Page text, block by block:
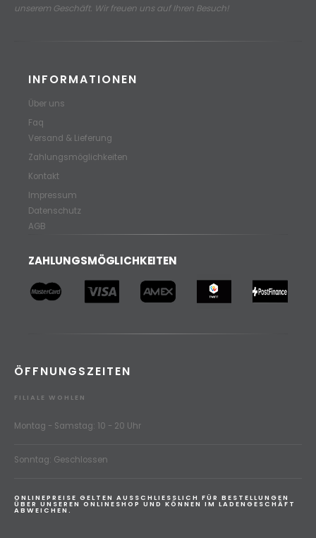
unserem Geschäft. Wir freuen uns auf Ihren Besuch!
INFORMATIONEN
Über uns
Faq
Versand & Lieferung
Zahlungsmöglichkeiten
Kontakt
Impressum
Datenschutz
AGB
ZAHLUNGSMÖGLICHKEITEN
ÖFFNUNGSZEITEN
FILIALE WOHLEN
Montag - Samstag: 10 - 20 Uhr
Sonntag: Geschlossen
ONLINEPREISE GELTEN AUSSCHLIESSLICH FÜR BESTELLUNGEN
ÜBER UNSEREN ONLINESHOP UND KÖNNEN IM LADENGESCHÄFT
ABWEICHEN.